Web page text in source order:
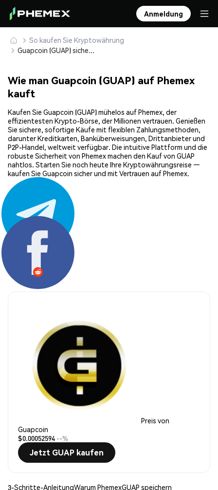
Anmeldung
So kaufen Sie Kryptowährung
Guapcoin (GUAP) sicher kaufen und speichern
Wie man Guapcoin (GUAP) auf Phemex
kauft
Kaufen Sie Guapcoin (GUAP) mühelos auf Phemex, der
effizientesten Krypto-Börse, der Millionen vertrauen. Genießen
Sie sichere, sofortige Käufe mit flexiblen Zahlungsmethoden,
darunter Kreditkarten, Banküberweisungen, Drittanbieter und
P2P-Handel, weltweit verfügbar. Die intuitive Plattform und die
robuste Sicherheit von Phemex machen den Kauf von GUAP
nahtlos. Starten Sie noch heute Ihre Kryptowährungsreise —
kaufen Sie Guapcoin sicher und mit Vertrauen auf Phemex.
Teilen:
Preis von
Guapcoin
$0.00052594 --%
Jetzt GUAP kaufen
3-Schritte-AnleitungWarum PhemexGUAP speichern